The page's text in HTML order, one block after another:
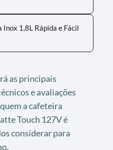
1,8L Rápida e Fácil
as principais
e avaliações
a cafeteira
Touch 127V é
considerar para